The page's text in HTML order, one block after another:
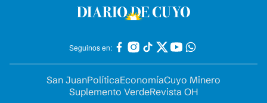
Seguinos en:
San JuanPolíticaEconomíaCuyo Minero
Suplemento VerdeRevista OH